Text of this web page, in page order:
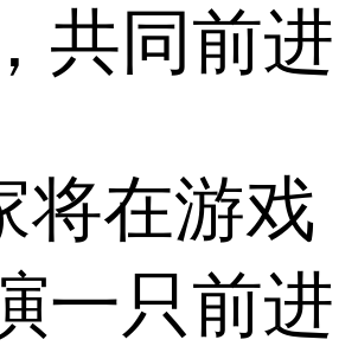
共同前进
将在游戏
一只前进